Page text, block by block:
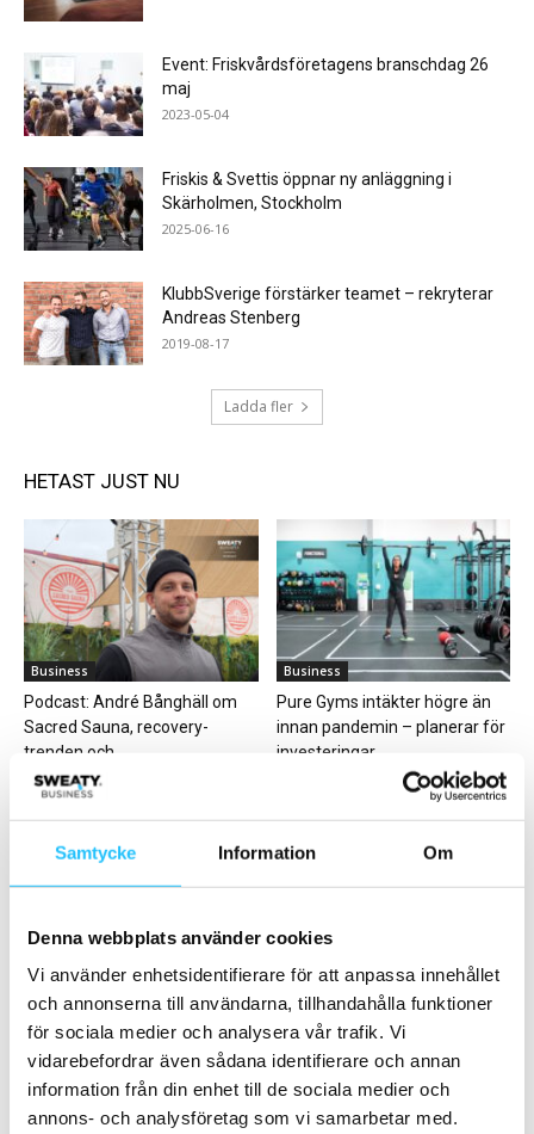
Samtycke Information Om
Denna webbplats använder cookies
Vi använder enhetsidentifierare för att anpassa innehållet
och annonserna till användarna, tillhandahålla funktioner
för sociala medier och analysera vår trafik. Vi
vidarebefordrar även sådana identifierare och annan
information från din enhet till de sociala medier och
annons- och analysföretag som vi samarbetar med.
Event: Friskvårdsföretagens branschdag 26
maj
2023-05-04
Friskis & Svettis öppnar ny anläggning i
Skärholmen, Stockholm
2025-06-16
KlubbSverige förstärker teamet – rekryterar
Andreas Stenberg
2019-08-17
Ladda fler
HETAST JUST NU
Business
Podcast: André Bånghäll om
Sacred Sauna, recovery-
trenden och
wellnessbranschen 2026
Business
Pure Gyms intäkter högre än
innan pandemin – planerar för
investeringar...
Business
FIBO-mässan i Köln uppskjuten
på grund av Corona-smittan
Business
PerformX Live-eventet i
Birmingham 25-27 februari
laddar för succé